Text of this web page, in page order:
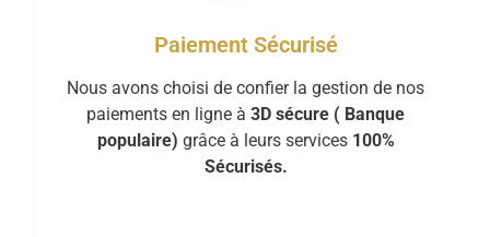
Paiement Sécurisé
Nous avons choisi de confier la gestion de nos
paiements en ligne à 3D sécure ( Banque
populaire) grâce à leurs services 100%
Sécurisés.